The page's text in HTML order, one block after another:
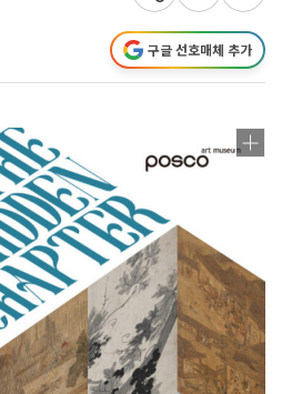
구글 선호매체 추가